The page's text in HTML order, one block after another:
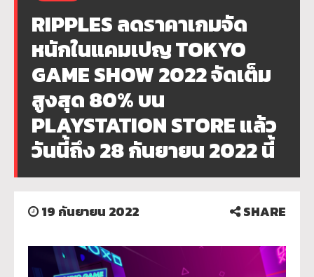
RIPPLES ลดราคาเกมจัด
หนักในแคมเปญ TOKYO
GAME SHOW 2022 จัดเต็ม
สูงสุด 80% บน
PLAYSTATION STORE แล้ว
วันนี้ถึง 28 กันยายน 2022 นี้
19 กันยายน 2022 SHARE